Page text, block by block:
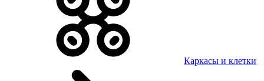
Каркасы и клетки